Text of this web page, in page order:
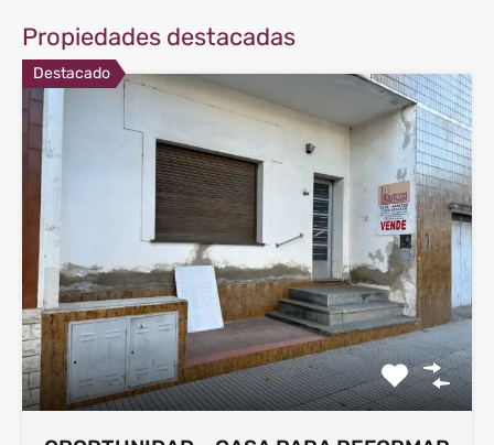
Propiedades destacadas
Destacado